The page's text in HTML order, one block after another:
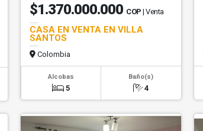
$1.370.000.000 COP | Venta
CASA EN VENTA EN VILLA
SANTOS
Colombia
Alcobas
5
Baño(s)
4